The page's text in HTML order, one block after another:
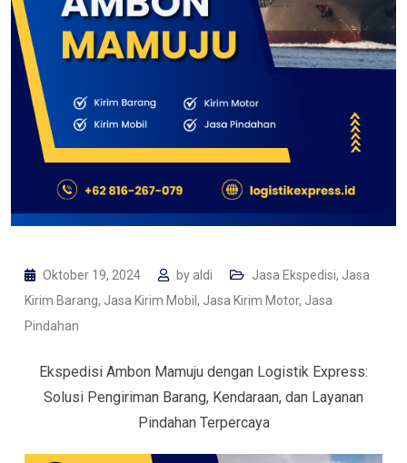
Oktober 19, 2024 by aldi Jasa Ekspedisi, Jasa
Kirim Barang, Jasa Kirim Mobil , Jasa Kirim Motor, Jasa
Pindahan
Ekspedisi Ambon Mamuju dengan Logistik Express:
Solusi Pengiriman Barang, Kendaraan, dan Layanan
Pindahan Terpercaya